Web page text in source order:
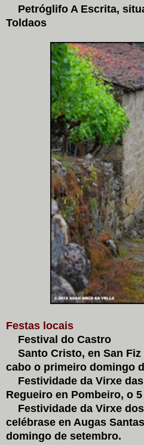
Petróglifo A Escrita,
Toldaos
Festas locais
Festival do Castro
Santo Cristo, en San Fiz
cabo o primeiro domingo
Festividade da Virxe
Regueiro en Pombeiro, o
Festividade da Virxe
celébrase en Augas
domingo de setembro.